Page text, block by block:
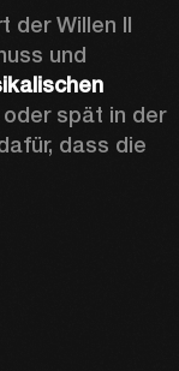
der Willen II
und
spät in der